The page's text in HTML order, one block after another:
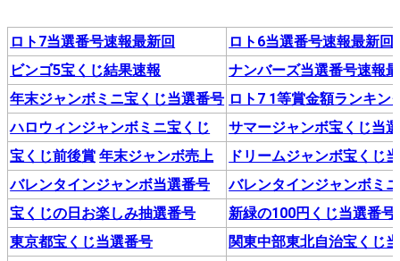
ロト7当選番号速報最新回
ロト6当選番号速報最新回
ビンゴ5宝くじ結果速報
ナンバーズ当選番号速報
年末ジャンボミニ宝くじ当選番号 ロト7 1等賞金額ランキン
ハロウィンジャンボミニ宝くじ
サマージャンボ宝くじ当
宝くじ前後賞 年末ジャンボ売上
ドリームジャンボ宝くじ
バレンタインジャンボ当選番号
バレンタインジャンボミ
宝くじの日お楽しみ抽選番号
新緑の100円くじ当選番号
東京都宝くじ当選番号
関東中部東北自治宝くじ